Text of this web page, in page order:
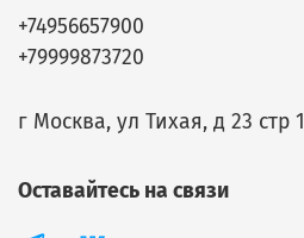
+74956657900
+79999873720
г Москва, ул Тихая, д 23 стр 1
Оставайтесь на связи